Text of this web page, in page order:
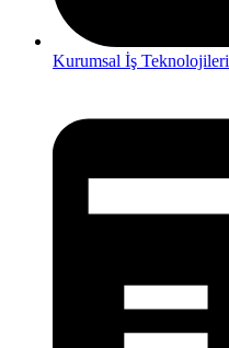
Kurumsal İş Teknolojileri